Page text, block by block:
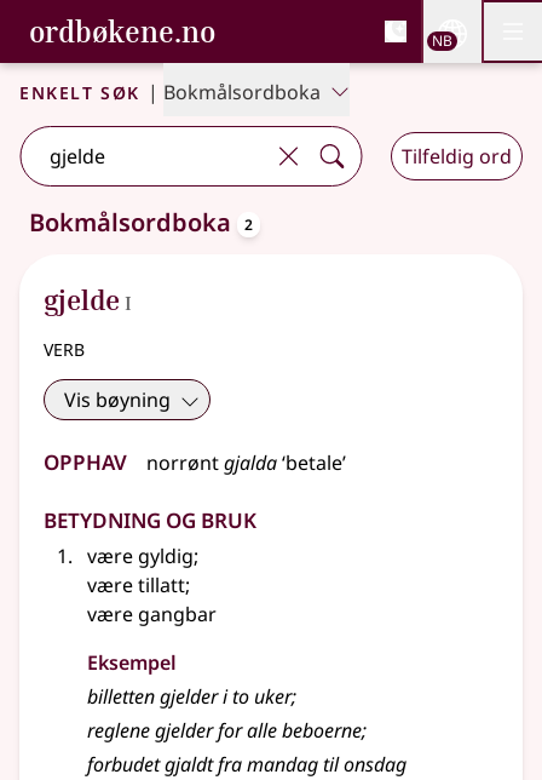
Gå til hovedinnhold
Tilgjengelighet
ordbøkene.no, Bokmålsordboka og
Bokmålsordboka og Nynorskordboka
NB
Enkelt søk | Bokmålsordboka
Tilfeldig ord
2 treff.Ytterligere søkeforslag tilgjengelige
Bokmålsordboka 2
gjelde 1
I
verb
Vis bøyning
Opphav norrøntgjalda‘betale’
Betydning og bruk
være gyldig;
være tillatt;
være gangbar
Eksempel
billettengjelderi to uker;
reglene gjelder for alle beboerne;
forbudet gjaldt fra mandag til onsdag